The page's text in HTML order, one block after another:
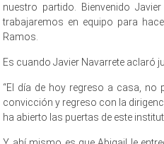
nuestro partido. Bienvenido
trabajaremos en equipo para
Ramos.
Es cuando Javier Navarrete aclaró
“El día de hoy regreso a casa,
convicción y regreso con la
ha abierto las puertas de este